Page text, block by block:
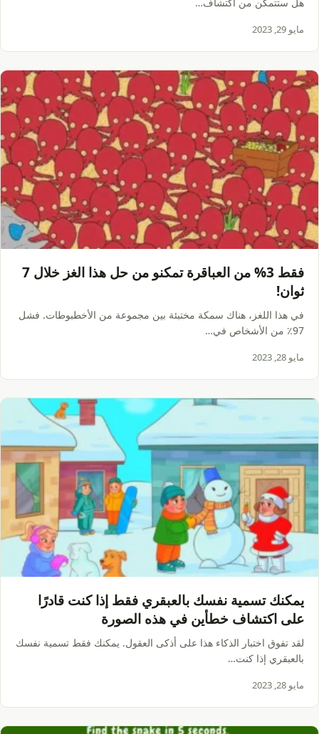
مايو 29, 2023
فقط 3% من العباقرة تمكنو من حل هذا الغز خلال 7
ثوان!
في هذا اللغز، هناك سمكة مختبئة بين مجموعة من الأخطبوطات. فشل
97٪ من الأشخاص في…
مايو 28, 2023
يمكنك تسمية نفسك بالعبقري فقط إذا كنت قادرًا
على اكتشاف خطأين في هذه الصورة
لقد تفوق اختبار الذكاء هذا على أذكى العقول. يمكنك فقط تسمية نفسك
بالعبقري إذا كنت…
مايو 28, 2023